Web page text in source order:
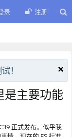
录 注册
！
是主要功能
正式发布。似乎我